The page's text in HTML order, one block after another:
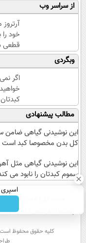
از سراسر وب
خود
قطعی
کنید!
وبگردی
اگر نمی
خواهید
کبدتان
چرب
شود
خوش
بنوشید
مطالب پیشنهادی
این نوشیدنی گیاهی ضامن
کل بدن مخصوصا کبد است
این نوشیدنی گیاهی مثل
سموم کبدتان را نابود می
عصر ایران۲
آب و هوا
كليه حقوق محفوظ است،